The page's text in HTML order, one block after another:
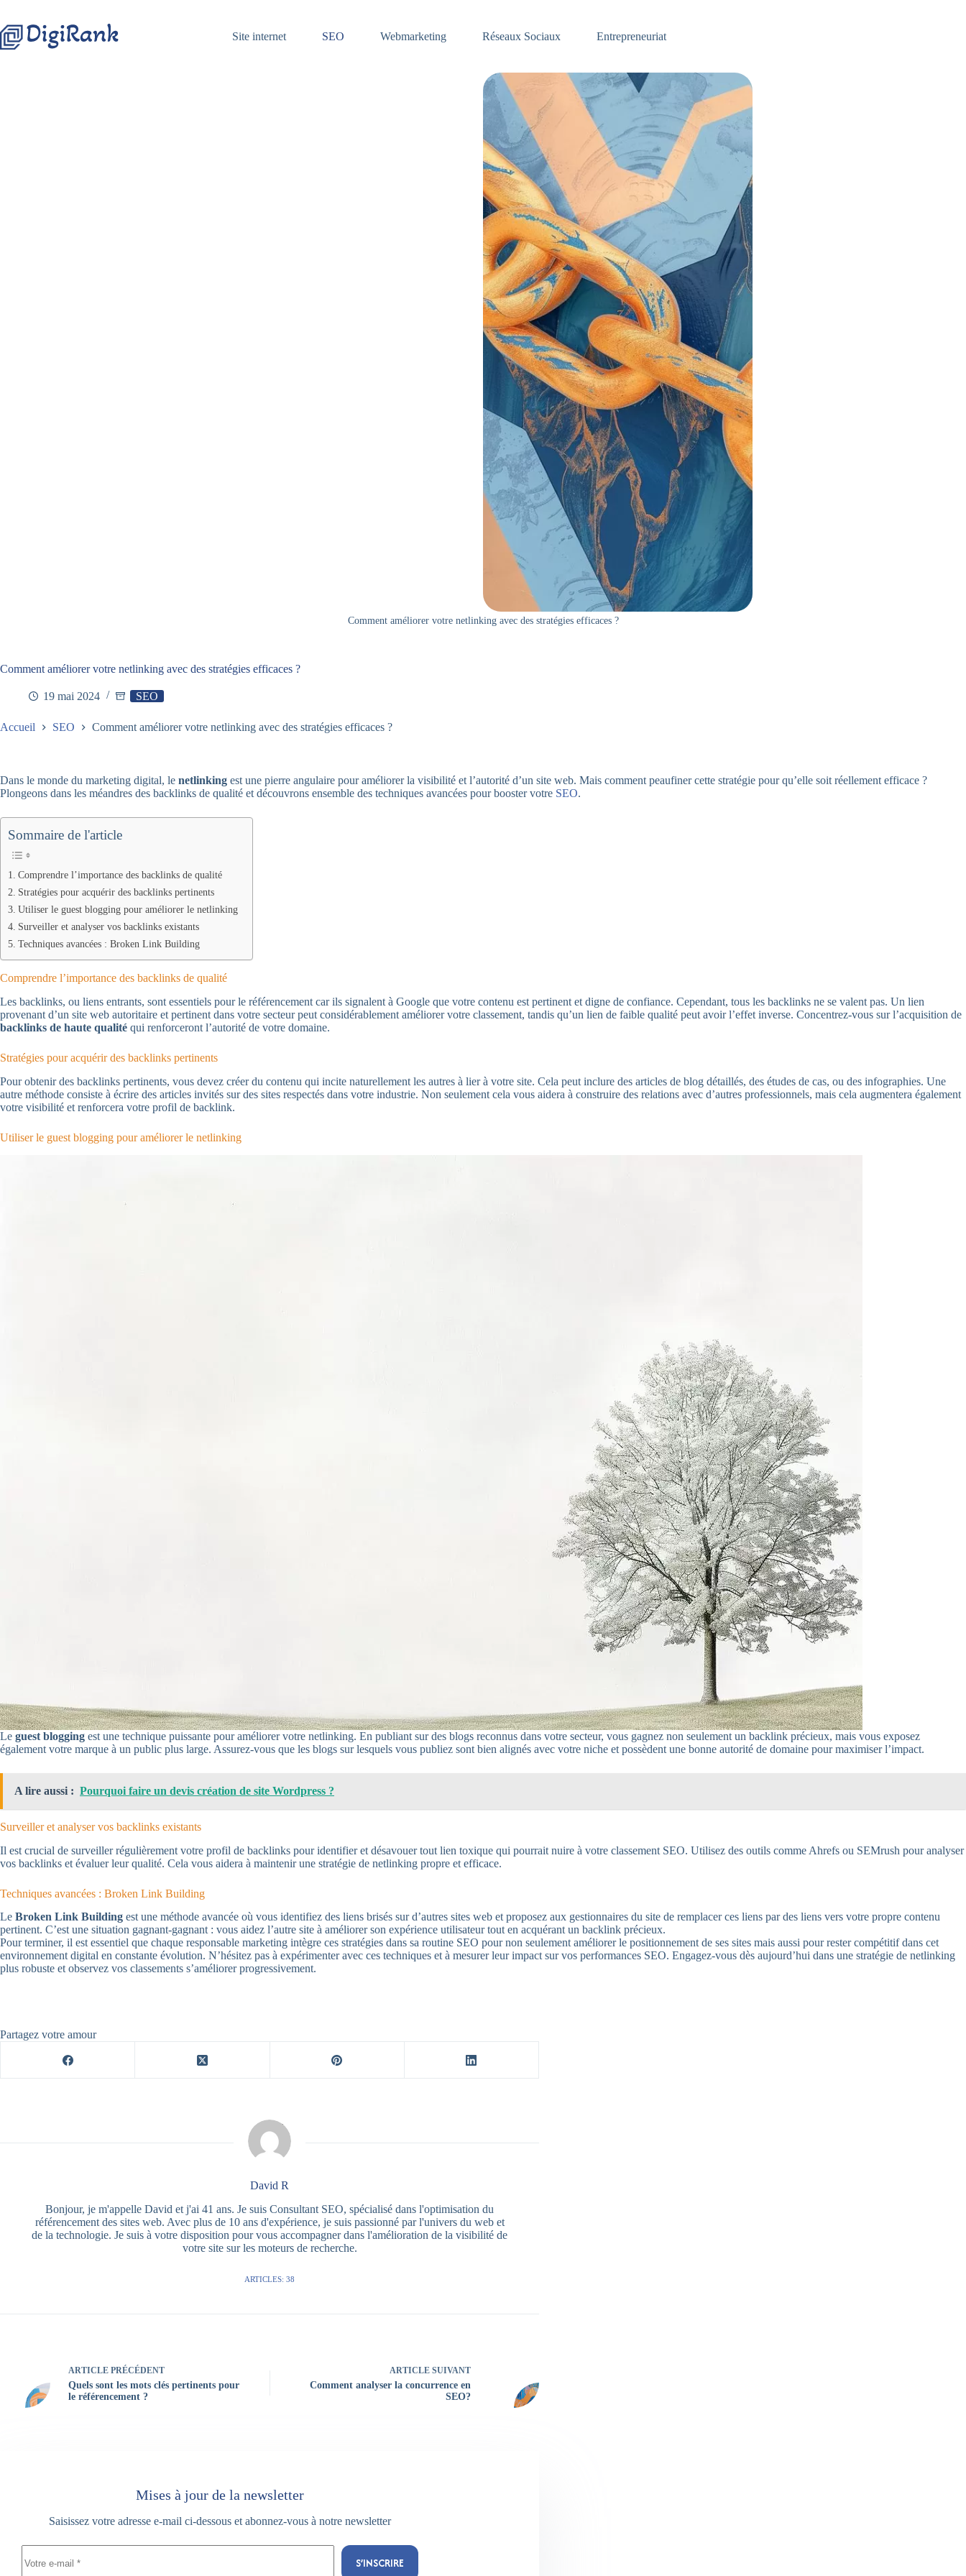
contenu
Site internet SEO Webmarketing Réseaux Sociaux Entrepreneuriat
Comment améliorer votre netlinking avec des stratégies efficaces ?
Comment améliorer votre netlinking avec des stratégies efficaces ?
19 mai 2024 SEO
Accueil SEO Comment améliorer votre netlinking avec des stratégies efficaces ?
Dans le monde du marketing digital, le netlinking est une pierre angulaire pour améliorer la visibilité et l’autorité d’un site web. Mais comment peaufiner cette stratégie pour qu’elle soit réellement efficace ?
Plongeons dans les méandres des backlinks de qualité et découvrons ensemble des techniques avancées pour booster votre SEO.
Sommaire de l'article
Comprendre l’importance des backlinks de qualité
Stratégies pour acquérir des backlinks pertinents
Utiliser le guest blogging pour améliorer le netlinking
Surveiller et analyser vos backlinks existants
Techniques avancées : Broken Link Building
Comprendre l’importance des backlinks de qualité
Les backlinks, ou liens entrants, sont essentiels pour le référencement car ils signalent à Google que votre contenu est pertinent et digne de confiance. Cependant, tous les backlinks ne se valent pas. Un lien
provenant d’un site web autoritaire et pertinent dans votre secteur peut considérablement améliorer votre classement, tandis qu’un lien de faible qualité peut avoir l’effet inverse. Concentrez-vous sur l’acquisition de
backlinks de haute qualité qui renforceront l’autorité de votre domaine.
Stratégies pour acquérir des backlinks pertinents
Pour obtenir des backlinks pertinents, vous devez créer du contenu qui incite naturellement les autres à lier à votre site. Cela peut inclure des articles de blog détaillés, des études de cas, ou des infographies. Une
autre méthode consiste à écrire des articles invités sur des sites respectés dans votre industrie. Non seulement cela vous aidera à construire des relations avec d’autres professionnels, mais cela augmentera également
votre visibilité et renforcera votre profil de backlink.
Utiliser le guest blogging pour améliorer le netlinking
Le guest blogging est une technique puissante pour améliorer votre netlinking. En publiant sur des blogs reconnus dans votre secteur, vous gagnez non seulement un backlink précieux, mais vous exposez
également votre marque à un public plus large. Assurez-vous que les blogs sur lesquels vous publiez sont bien alignés avec votre niche et possèdent une bonne autorité de domaine pour maximiser l’impact.
A lire aussi : Pourquoi faire un devis création de site Wordpress ?
Surveiller et analyser vos backlinks existants
Il est crucial de surveiller régulièrement votre profil de backlinks pour identifier et désavouer tout lien toxique qui pourrait nuire à votre classement SEO. Utilisez des outils comme Ahrefs ou SEMrush pour analyser
vos backlinks et évaluer leur qualité. Cela vous aidera à maintenir une stratégie de netlinking propre et efficace.
Techniques avancées : Broken Link Building
Le Broken Link Building est une méthode avancée où vous identifiez des liens brisés sur d’autres sites web et proposez aux gestionnaires du site de remplacer ces liens par des liens vers votre propre contenu
pertinent. C’est une situation gagnant-gagnant : vous aidez l’autre site à améliorer son expérience utilisateur tout en acquérant un backlink précieux.
Pour terminer, il est essentiel que chaque responsable marketing intègre ces stratégies dans sa routine SEO pour non seulement améliorer le positionnement de ses sites mais aussi pour rester compétitif dans cet
environnement digital en constante évolution. N’hésitez pas à expérimenter avec ces techniques et à mesurer leur impact sur vos performances SEO. Engagez-vous dès aujourd’hui dans une stratégie de netlinking
plus robuste et observez vos classements s’améliorer progressivement.
Partagez votre amour
David R
Bonjour, je m'appelle David et j'ai 41 ans. Je suis Consultant SEO, spécialisé dans l'optimisation du
référencement des sites web. Avec plus de 10 ans d'expérience, je suis passionné par l'univers du web et
de la technologie. Je suis à votre disposition pour vous accompagner dans l'amélioration de la visibilité de
votre site sur les moteurs de recherche.
ARTICLES: 38
ARTICLE PRÉCÉDENT
Quels sont les mots clés pertinents pour
le référencement ?
ARTICLE SUIVANT
Comment analyser la concurrence en
SEO?
Mises à jour de la newsletter
Saisissez votre adresse e-mail ci-dessous et abonnez-vous à notre newsletter
S’INSCRIRE